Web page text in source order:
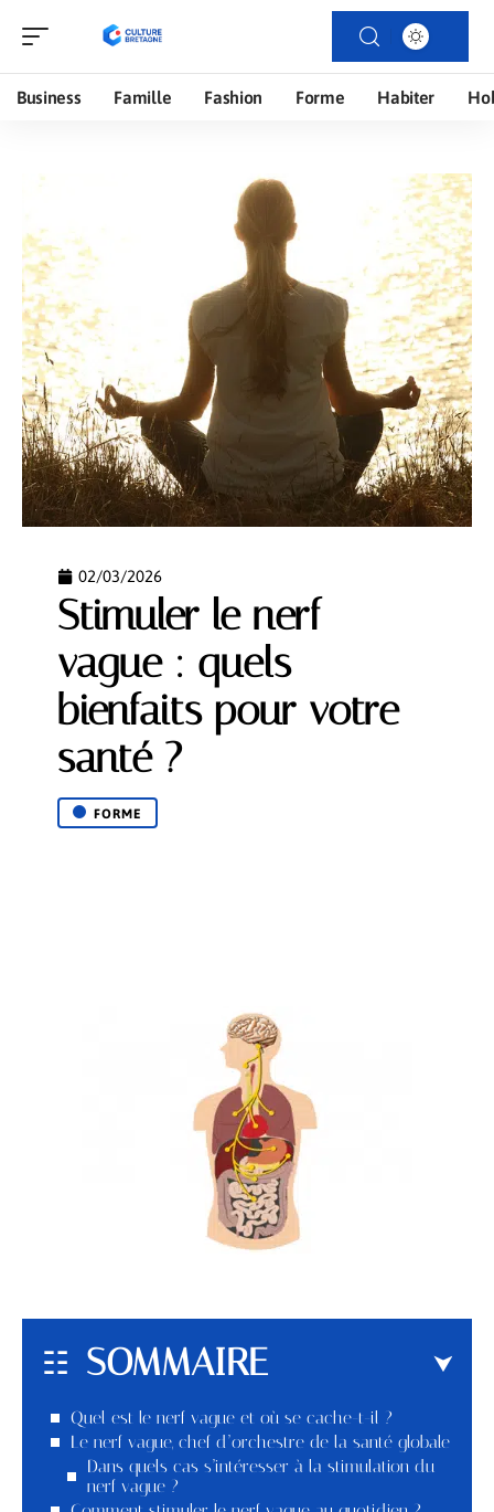
Business Famille Fashion Forme Habiter
02/03/2026
Stimuler le nerf
vague : quels
bienfaits pour votre
santé ?
FORME
SOMMAIRE
Quel est le nerf vague et où se cache-t-il ?
Le nerf vague, chef d’orchestre de la santé globale
Dans quels cas s’intéresser à la stimulation du
nerf vague ?